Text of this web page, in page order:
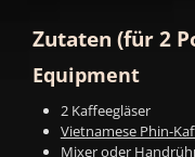
Zutaten (für 2
Equipment
2 Kaffeegläser
Vietnamese Phin-
Mixer oder